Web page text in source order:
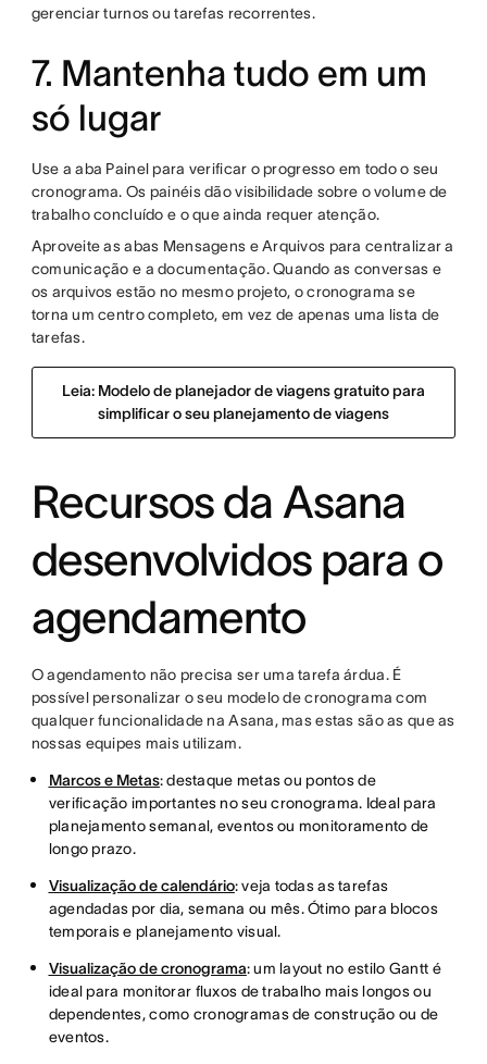
gerenciar turnos ou tarefas recorrentes.
7. Mantenha tudo em um
só lugar
Use a aba Painel para verificar o progresso em todo o seu
cronograma. Os painéis dão visibilidade sobre o volume de
trabalho concluído e o que ainda requer atenção.
Aproveite as abas Mensagens e Arquivos para centralizar a
comunicação e a documentação. Quando as conversas e
os arquivos estão no mesmo projeto, o cronograma se
torna um centro completo, em vez de apenas uma lista de
tarefas.
Leia: Modelo de planejador de viagens gratuito para
simplificar o seu planejamento de viagens
Recursos da Asana
desenvolvidos para o
agendamento
O agendamento não precisa ser uma tarefa árdua. É
possível personalizar o seu modelo de cronograma com
qualquer funcionalidade na Asana, mas estas são as que as
nossas equipes mais utilizam.
Marcos e Metas: destaque metas ou pontos de
verificação importantes no seu cronograma. Ideal para
planejamento semanal, eventos ou monitoramento de
longo prazo.
Visualização de calendário: veja todas as tarefas
agendadas por dia, semana ou mês. Ótimo para blocos
temporais e planejamento visual.
Visualização de cronograma: um layout no estilo Gantt é
ideal para monitorar fluxos de trabalho mais longos ou
dependentes, como cronogramas de construção ou de
eventos.